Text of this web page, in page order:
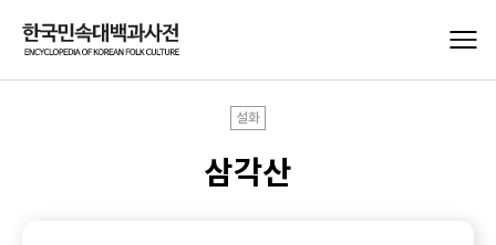
설화
삼각산